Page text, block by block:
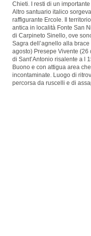
Chieti. I resti di un
Altro santuario italico
raffigurante Ercole. Il
antica in località Fonte San
di Carpineto Sinello, ove
Sagra dell’agnello alla
agosto) Presepe Vivente
di Sant’Antonio risalente a l
Buono e con attigua area
incontaminate. Luogo di
percorsa da ruscelli e di